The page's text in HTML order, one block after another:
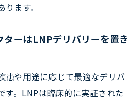
ます。
ターはLNPデリバリーを置き
患や用途に応じて最適なデリバ
す。LNPは臨床的に実証された